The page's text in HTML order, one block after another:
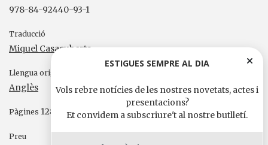
978-84-92440-93-1
Traducció
Miquel Casacuberta
Llengua original
Anglès
Pàgines 128
Preu
ESTIGUES SEMPRE AL DIA
Vols rebre notícies de les nostres novetats, actes i
presentacions?
Et convidem a subscriure't al nostre butlletí.